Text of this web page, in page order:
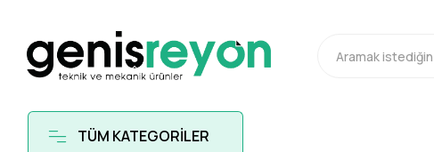
TÜM KATEGORİLER